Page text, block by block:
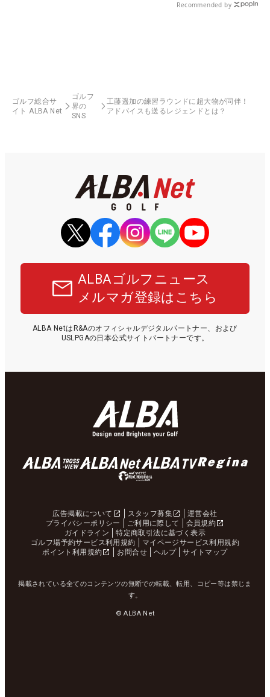
Recommended by
ゴルフ総合サ
イト ALBA Net
ゴルフ
界の
SNS
工藤遥加の練習ラウンドに超大物が同伴！
アドバイスも送るレジェンドとは？
ALBAゴルフニュース
メルマガ登録はこちら
ALBA NetはR&Aのオフィシャルデジタルパートナー、および
USLPGAの日本公式サイトパートナーです。
広告掲載について スタッフ募集
運営会社
プライバシーポリシー
ご利用に際して
会員規約
ガイドライン
特定商取引法に基づく表示
ゴルフ場予約サービス利用規約
マイページサービス利用規約
ポイント利用規約
お問合せ ヘルプ サイトマップ
掲載されている全てのコンテンツの無断での転載、転用、コピー等は禁じま
す。
© ALBA Net